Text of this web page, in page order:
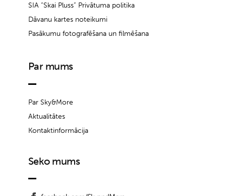
SIA “Skai Pluss” Privātuma politika
Dāvanu kartes noteikumi
Pasākumu fotografēšana un filmēšana
Par mums
Par Sky&More
Aktualitātes
Kontaktinformācija
Seko mums